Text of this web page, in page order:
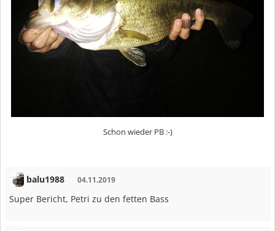
Schon wieder PB :-)
balu1988 04.11.2019
Super Bericht, Petri zu den fetten Bass